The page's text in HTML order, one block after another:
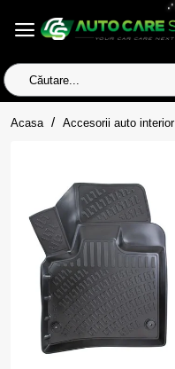
Căutare...
Acasa homeAccesorii auto interior